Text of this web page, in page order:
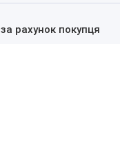
за рахунок покупця